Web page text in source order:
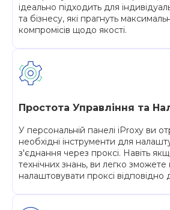
ідеально підходить для
та бізнесу, які прагнуть
компромісів щодо якості.
Простота Управління та
У персональній панелі iProxy ви
необхідні інструменти для
з'єднання через проксі. Навіть
технічних знань, ви легко зможете
налаштовувати проксі відповідно